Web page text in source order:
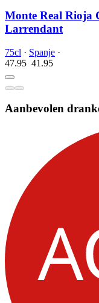
Monte Real Rioja
Larrendant
75cl · Spanje ·
47.95 41.95
Aanbevolen